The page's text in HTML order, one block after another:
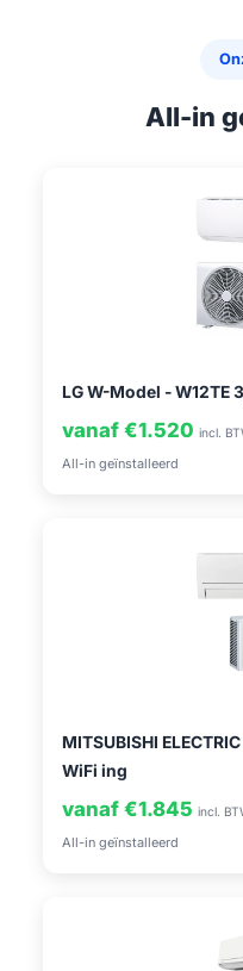
All-in
LG W-Model - W12TE
vanaf €1.520 incl.
All-in geïnstalleerd
MITSUBISHI
WiFi ing
vanaf €1.845 incl.
All-in geïnstalleerd